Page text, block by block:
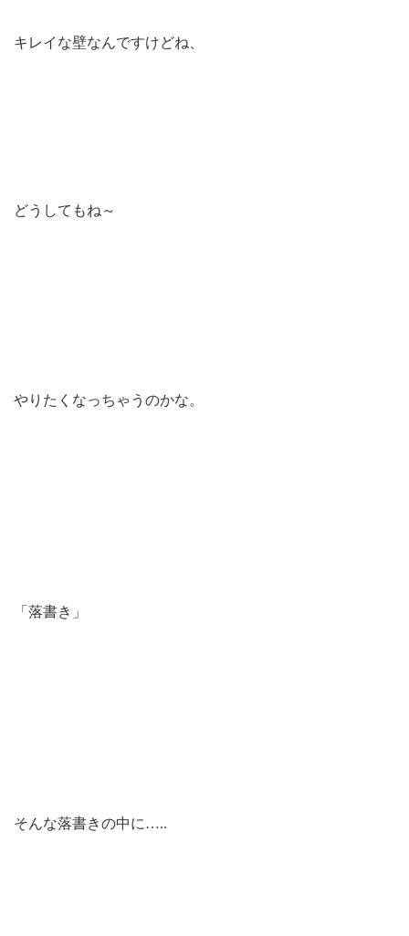
キレイな壁なんですけどね、
どうしてもね～
やりたくなっちゃうのかな。
「落書き」
そんな落書きの中に…..